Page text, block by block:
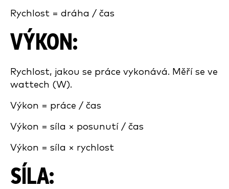
Rychlost = dráha / čas
VÝKON:
Rychlost, jakou se práce vykonává. Měří se ve
wattech (W).
Výkon = práce / čas
Výkon = síla × posunutí / čas
Výkon = síla × rychlost
SÍLA: